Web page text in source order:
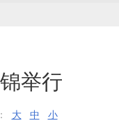
举行
大 中 小